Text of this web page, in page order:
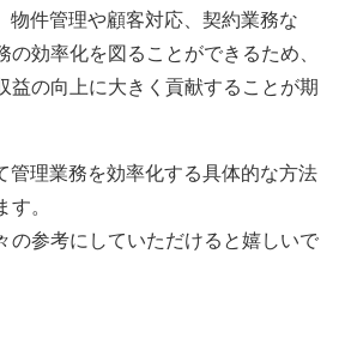
物件管理や顧客対応、契約業務な
の効率化を図ることができるため、
益の向上に大きく貢献することが期
管理業務を効率化する具体的な方法
す。
の参考にしていただけると嬉しいで